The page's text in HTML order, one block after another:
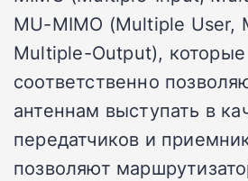
MU-MIMO (Multiple User,
Multiple-Output), которые
соответственно
антеннам выступать в
передатчиков и
позволяют